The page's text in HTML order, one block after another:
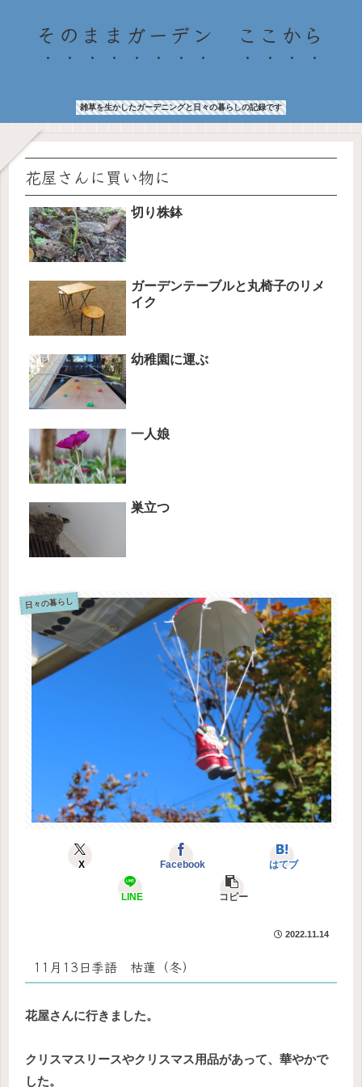
そのままガーデン ここから
雑草を生かしたガーデニングと日々の暮らしの記録です
花屋さんに買い物に
切り株鉢
ガーデンテーブルと丸椅子のリメ
イク
幼稚園に運ぶ
一人娘
巣立つ
日々の暮らし
X Facebook はてブ
LINE コピー
2022.11.14
11月13日季語 枯蓮（冬）
花屋さんに行きました。
クリスマスリースやクリスマス用品があって、華やかで
した。